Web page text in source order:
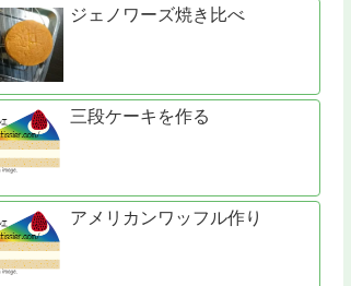
ジェノワーズ焼き比べ
三段ケーキを作る
アメリカンワッフル作り